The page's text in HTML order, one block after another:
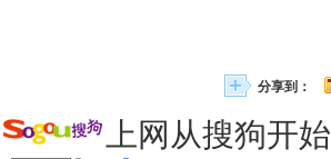
分享到：
上网从搜狗开始